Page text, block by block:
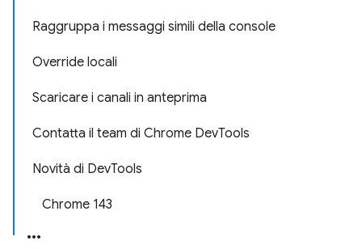
Raggruppa i messaggi simili della console
Override locali
Scaricare i canali in anteprima
Contatta il team di Chrome DevTools
Novità di DevTools
Chrome 143